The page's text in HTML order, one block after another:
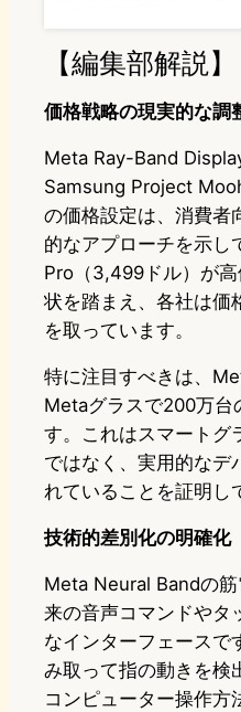
【編集部解説】
価格戦略の現実的な調
Meta Ray-Band
Samsung Project
の価格設定は、消費者
的なアプローチを示
Pro（3,499ドル）が
状を踏まえ、各社は価
を取っています。
特に注目すべきは、
Metaグラスで200万台
す。これはスマートグ
ではなく、実用的なデ
れていることを証明し
技術的差別化の明確化
Meta Neural Bandの
来の音声コマンドやタ
なインターフェースで
み取って指の動きを検
コンピューター操作方